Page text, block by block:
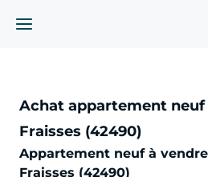
Achat appartement
Fraisses (42490)
Appartement neuf à
Fraisses (42490)